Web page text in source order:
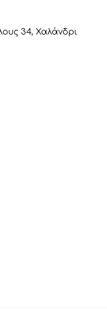
34, Χαλάνδρι